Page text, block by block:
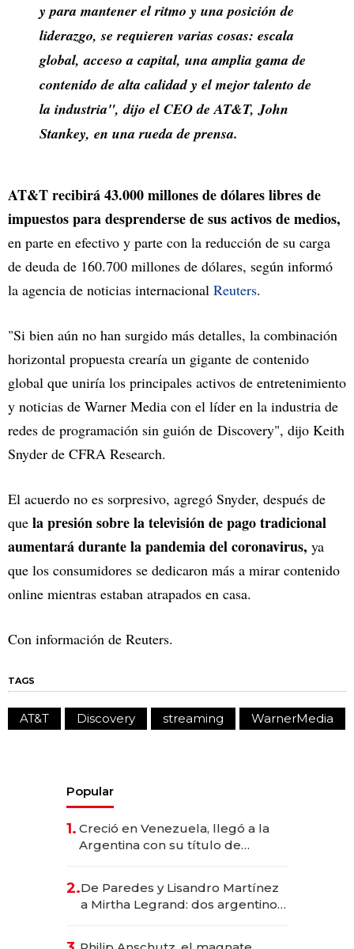
y para mantener el ritmo y una posición de
liderazgo, se requieren varias cosas: escala
global, acceso a capital, una amplia gama de
contenido de alta calidad y el mejor talento de
la industria", dijo el CEO de AT&T, John
Stankey, en una rueda de prensa.
AT&T recibirá 43.000 millones de dólares libres de
impuestos para desprenderse de sus activos de medios,
en parte en efectivo y parte con la reducción de su carga
de deuda de 160.700 millones de dólares, según informó
la agencia de noticias internacional Reuters.
"Si bien aún no han surgido más detalles, la combinación
horizontal propuesta crearía un gigante de contenido
global que uniría los principales activos de entretenimiento
y noticias de Warner Media con el líder en la industria de
redes de programación sin guión de Discovery", dijo Keith
Snyder de CFRA Research.
El acuerdo no es sorpresivo, agregó Snyder, después de
que la presión sobre la televisión de pago tradicional
aumentará durante la pandemia del coronavirus, ya
que los consumidores se dedicaron más a mirar contenido
online mientras estaban atrapados en casa.
Con información de Reuters.
TAGS
AT&T Discovery streaming WarnerMedia
Popular
1. Creció en Venezuela, llegó a la
Argentina con su título de
las marcas "fast premium"
2.De Paredes y Lisandro Martínez
a Mirtha Legrand: dos argentinos